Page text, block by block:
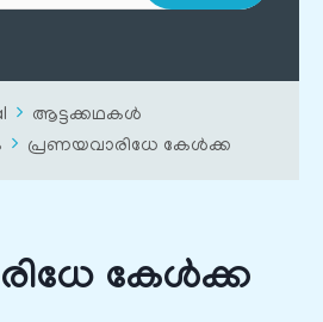
ആട്ടക്കഥകൾ
പ്രണയവാരിധേ കേൾക്ക
കേൾക്ക